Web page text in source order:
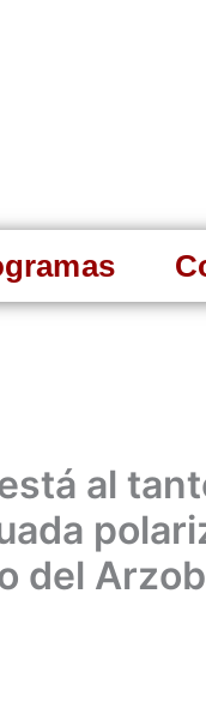
al
del